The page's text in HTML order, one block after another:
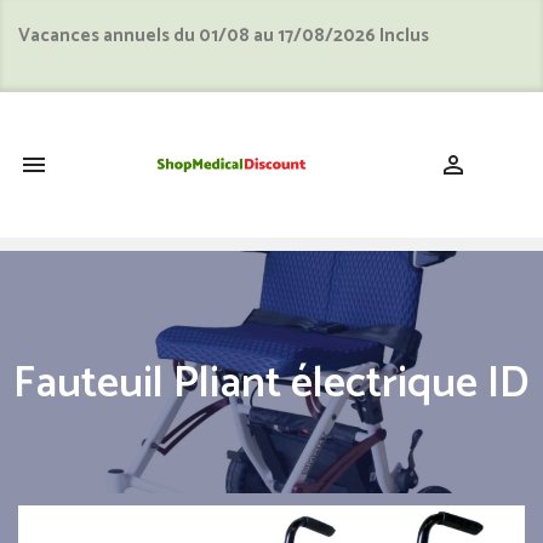
Vacances annuels du 01/08 au 17/08/2026 Inclus
 
Fauteuil Pliant électrique ID